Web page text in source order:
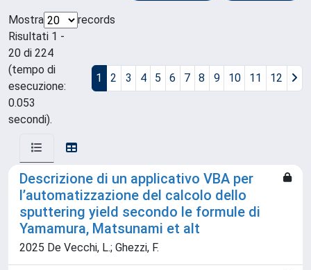
Mostra
records
Risultati 1 -
20 di 224
(tempo di
esecuzione:
0.053
secondi).
1 2 3 4 5 6 7 8 9 10 11 12
Descrizione di un applicativo VBA per
l’automatizzazione del calcolo dello
sputtering yield secondo le formule di
Yamamura, Matsunami et alt
2025 De Vecchi, L.; Ghezzi, F.